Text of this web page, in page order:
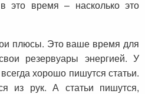
это время – насколько это
плюсы. Это ваше время для
резервуары энергией. У
хорошо пишутся статьи.
из рук. А статьи пишутся,